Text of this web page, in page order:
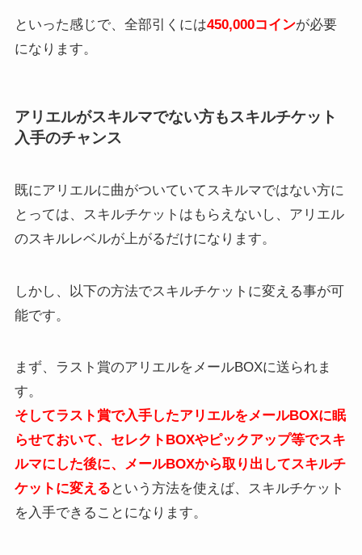
といった感じで、全部引くには450,000コインが必要
になります。
アリエルがスキルマでない方もスキルチケット
入手のチャンス
既にアリエルに曲がついていてスキルマではない方に
とっては、スキルチケットはもらえないし、アリエル
のスキルレベルが上がるだけになります。
しかし、以下の方法でスキルチケットに変える事が可
能です。
まず、ラスト賞のアリエルをメールBOXに送られま
す。
そしてラスト賞で入手したアリエルをメールBOXに眠
らせておいて、セレクトBOXやピックアップ等でスキ
ルマにした後に、メールBOXから取り出してスキルチ
ケットに変える という方法を使えば、スキルチケット
を入手できることになります。